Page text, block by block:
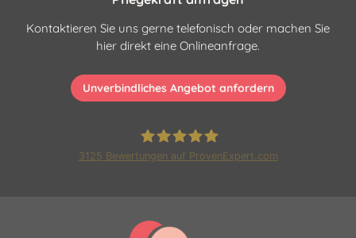
Kontaktieren Sie uns gerne telefonisch oder machen Sie
hier direkt eine Onlineanfrage.
Unverbindliches Angebot anfordern
|24 Stunden Pflege und
3125 Bewertungen auf ProvenExpert.com